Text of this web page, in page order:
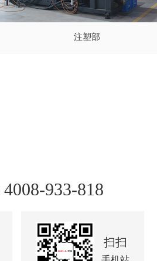
注塑部
4008-933-818
扫扫